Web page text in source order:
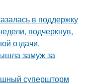
в поддержку
подчеркнув,
отдачи.
замуж за
супершторм